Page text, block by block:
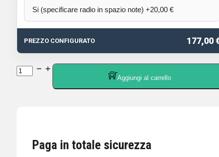
PREZZO CONFIGURATO 177,00
YAESU
DINAMICO
Aggiungi al carrello
Paga in totale sicurezza